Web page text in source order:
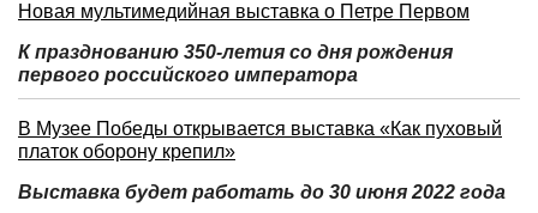
Новая мультимедийная выставка о Петре Первом
К празднованию 350-летия со дня рождения
первого российского императора
В Музее Победы открывается выставка «Как пуховый
платок оборону крепил»
Выставка будет работать до 30 июня 2022 года